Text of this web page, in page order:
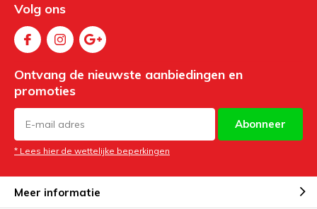
Volg ons
Ontvang de nieuwste aanbiedingen en
promoties
Abonneer
* Lees hier de wettelijke beperkingen
Meer informatie